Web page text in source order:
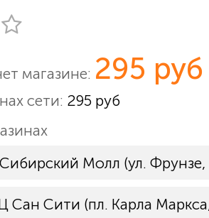
магазине: 295 руб
сети: 295 руб
Молл (ул.
Сан Сити (пл. Карла